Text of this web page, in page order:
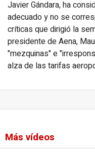
Javier Gándara, ha
adecuado y no se
críticas que dirigió la
presidente de Aena,
"mezquinas" e
alza de las tarifas
Más vídeos